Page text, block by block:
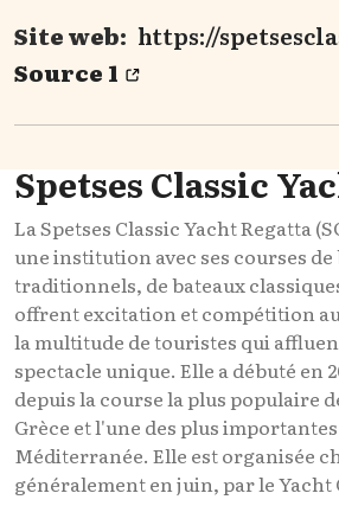
Site web: https://
Source 1
Spetses Classic
La Spetses Classic Yacht Regatta
une institution avec ses courses de
traditionnels, de bateaux
offrent excitation et compétition
la multitude de touristes qui
spectacle unique. Elle a débuté en
depuis la course la plus populaire
Grèce et l'une des plus importantes
Méditerranée. Elle est organisée
généralement en juin, par le Yacht